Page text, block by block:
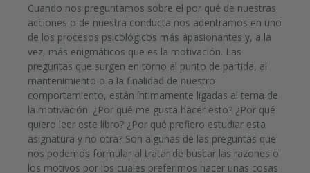
Cuando nos preguntamos sobre el por qué de nuestras
acciones o de nuestra conducta nos adentramos en uno
de los procesos psicológicos más apasionantes y, a la
vez, más enigmáticos que es la motivación. Las
preguntas que surgen en torno al punto de partida, al
mantenimiento o a la finalidad de nuestro
comportamiento, están íntimamente ligadas al tema de
la motivación. ¿Por qué me gusta hacer esto? ¿Por qué
quiero leer este libro? ¿Por qué prefiero estudiar esta
asignatura y no otra? Son algunas de las preguntas que
nos podemos formular al tratar de buscar las razones o
los motivos por los cuales preferimos hacer unas cosas